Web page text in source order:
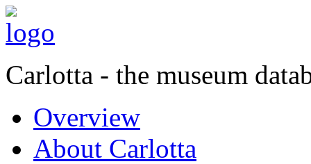
Carlotta - the museum
Overview
About Carlotta